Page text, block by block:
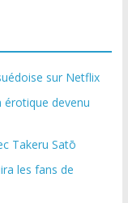
sur Netflix
érotique devenu
Takeru Satō
les fans de